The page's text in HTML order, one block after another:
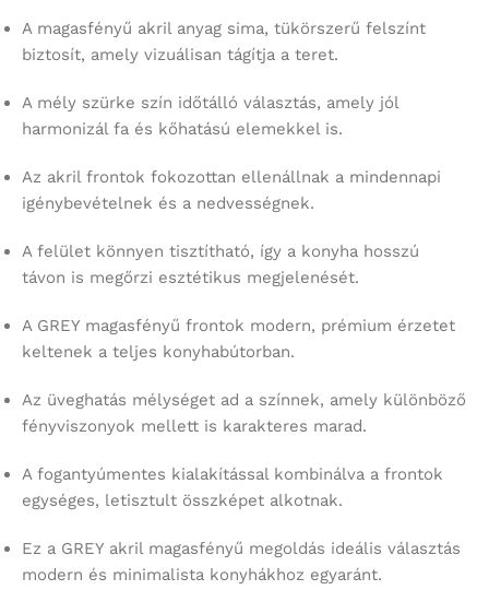
A magasfényű akril anyag sima, tükörszerű felszínt
biztosít, amely vizuálisan tágítja a teret.
A mély szürke szín időtálló választás, amely jól
harmonizál fa és kőhatású elemekkel is.
Az akril frontok fokozottan ellenállnak a mindennapi
igénybevételnek és a nedvességnek.
A felület könnyen tisztítható, így a konyha hosszú
távon is megőrzi esztétikus megjelenését.
A GREY magasfényű frontok modern, prémium érzetet
keltenek a teljes konyhabútorban.
Az üveghatás mélységet ad a színnek, amely különböző
fényviszonyok mellett is karakteres marad.
A fogantyúmentes kialakítással kombinálva a frontok
egységes, letisztult összképet alkotnak.
Ez a GREY akril magasfényű megoldás ideális választás
modern és minimalista konyhákhoz egyaránt.